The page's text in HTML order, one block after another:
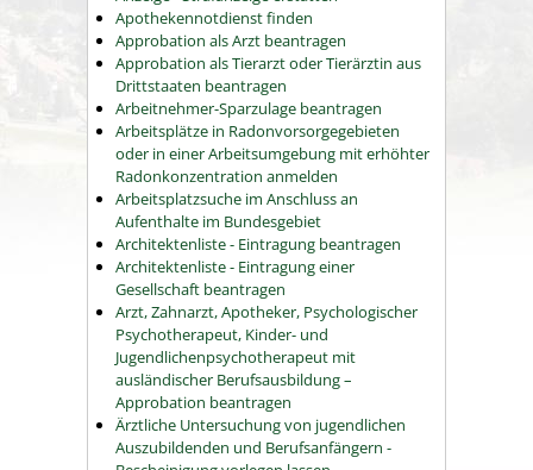
Apothekennotdienst finden
Approbation als Arzt beantragen
Approbation als Tierarzt oder Tierärztin aus
Drittstaaten beantragen
Arbeitnehmer-Sparzulage beantragen
Arbeitsplätze in Radonvorsorgegebieten
oder in einer Arbeitsumgebung mit erhöhter
Radonkonzentration anmelden
Arbeitsplatzsuche im Anschluss an
Aufenthalte im Bundesgebiet
Architektenliste - Eintragung beantragen
Architektenliste - Eintragung einer
Gesellschaft beantragen
Arzt, Zahnarzt, Apotheker, Psychologischer
Psychotherapeut, Kinder- und
Jugendlichenpsychotherapeut mit
ausländischer Berufsausbildung –
Approbation beantragen
Ärztliche Untersuchung von jugendlichen
Auszubildenden und Berufsanfängern -